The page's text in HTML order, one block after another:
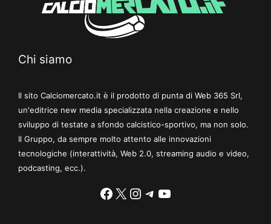
Chi siamo
Il sito Calciomercato.it è il prodotto di punta di Web 365 Srl,
un'editrice new media specializzata nella creazione e nello
sviluppo di testate a sfondo calcistico-sportivo, ma non solo.
Il Gruppo, da sempre molto attento alle innovazioni
tecnologiche (interattività, Web 2.0, streaming audio e video,
podcasting, ecc.).
Facebook
X Instagram
Telegram
YouTube